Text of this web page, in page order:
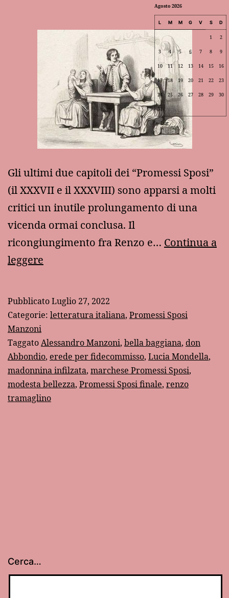
Gli ultimi due capitoli dei “Promessi Sposi”
(il XXXVII e il XXXVIII) sono apparsi a molti
critici un inutile prolungamento di una
vicenda ormai conclusa. Il
ricongiungimento fra Renzo e… Continua a
leggere
“bella
baggiana”
PubblicatoLuglio 27, 2022
Categorie: letteratura italiana, Promessi Sposi
Manzoni
TaggatoAlessandro Manzoni, bella baggiana, don
Abbondio, erede per fidecommisso, Lucia Mondella,
madonnina infilzata, marchese Promessi Sposi,
modesta bellezza, Promessi Sposi finale, renzo
tramaglino
Cerca…
Agosto 2026
L M M G V S D
1 2
3 4 5 6 7 8 9
10 11 12 13 14 15 16
17 18 19 20 21 22 23
24 25 26 27 28 29 30
31
Lug